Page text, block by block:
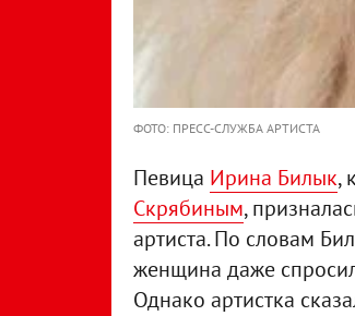
ФОТО: ПРЕСС-СЛУЖБА АРТИСТА
Певица Ирина Билык,
Скрябиным,
артиста. По словам
женщина даже
Однако артистка